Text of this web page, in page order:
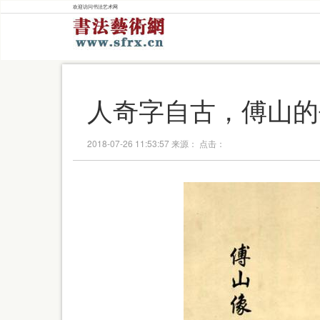
欢迎访问书法艺术网
人奇字自古，傅山
2018-07-26 11:53:57 来源： 点击：